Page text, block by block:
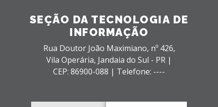
SEÇÃO DA TECNOLOGIA DE
INFORMAÇÃO
Rua Doutor João Maximiano, nº 426,
Vila Operária, Jandaia do Sul - PR |
CEP: 86900-088 | Telefone: ----